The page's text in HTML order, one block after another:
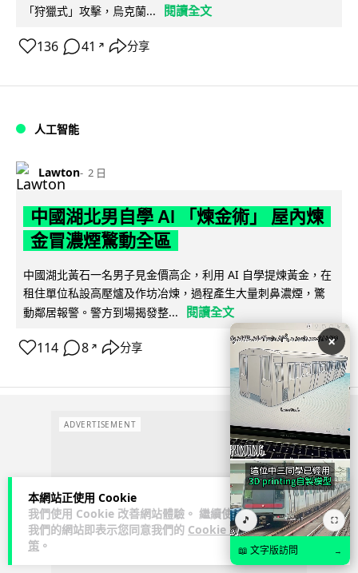
本網站正使用 Cookie
我們使用 Cookie 改善網站體驗。 繼續使用
我們的網站即表示您同意我們的 Cookie 政
策 。
「狩獵式」攻擊，烏克蘭...
閱讀全文
136 41 ↗ 分享
人工智能
Lawton 2 日
中國湖北男自學 AI 「煉金術」 屋內煉
金冒濃煙驚動全區
中國湖北黃石一名男子見金價高企，利用 AI 自學提煉黃金，在
租住單位私設高壓爐及作坊冶煉，過程產生大量刺鼻濃煙，驚
動鄰居報警。警方到場揭發整...
閱讀全文
114 8 ↗ 分享
ADVERTISEMENT
×
🎵 ⛶
📖 文字版訪問 →